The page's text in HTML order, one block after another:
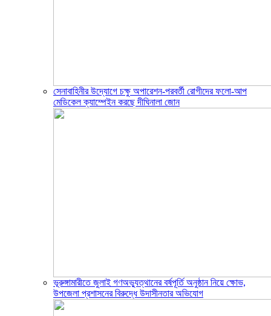
সেনাবাহিনীর উদ্যোগে চক্ষু অপারেশন-পরবর্তী রোগীদের ফলো-আপ
মেডিকেল ক্যাম্পেইন করছে দীঘিনালা জোন
ভূরুঙ্গামারীতে জুলাই গণঅভ্যুত্থানের বর্ষপূর্তি অনুষ্ঠান নিয়ে ক্ষোভ,
উপজেলা প্রশাসনের বিরুদ্ধে উদাসীনতার অভিযোগ